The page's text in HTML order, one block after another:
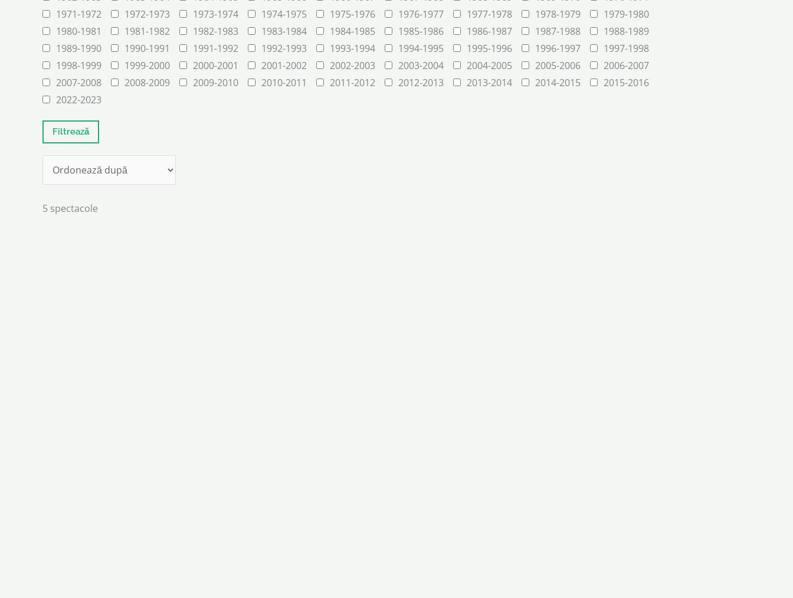
1971-1972
1972-1973 1973-1974 1974-1975 1975-1976 1976-1977 1977-1978 1978-1979
1979-1980
1980-1981
1981-1982 1982-1983 1983-1984 1984-1985 1985-1986 1986-1987 1987-1988
1988-1989
1989-1990
1990-1991 1991-1992 1992-1993 1993-1994 1994-1995 1995-1996 1996-1997
1997-1998
1998-1999
1999-2000 2000-2001 2001-2002 2002-2003 2003-2004 2004-2005 2005-2006
2006-2007
2007-2008
2008-2009 2009-2010 2010-2011 2011-2012 2012-2013 2013-2014 2014-2015
2015-2016
2022-2023
5 spectacole